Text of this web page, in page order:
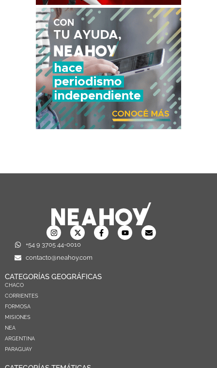
+54 9 3705 44-0010
contacto@neahoy.com
CATEGORÍAS GEOGRÁFICAS
CHACO
CORRIENTES
FORMOSA
MISIONES
NEA
ARGENTINA
PARAGUAY